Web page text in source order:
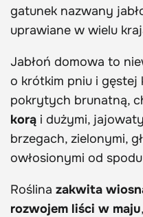
gatunek nazwany
uprawiane w wielu
Jabłoń domowa to
o krótkim pniu i gęstej
pokrytych brunatną,
korą i dużymi,
brzegach, zielonymi,
owłosionymi od spodu
Roślina zakwita
rozwojem liści w maju